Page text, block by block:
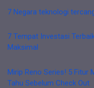
7 Negara teknologi
7 Tempat Investasi
Maksimal
Mirip Reno Series! 5 Fitur
Tahu Sebelum Check Out